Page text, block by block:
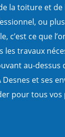
la toiture et
ou
c’est ce que
les travaux
au-dessus
et ses
pour tous vos